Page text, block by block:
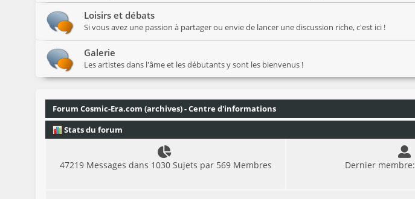
Loisirs et débats
Si vous avez une passion à partager ou envie de lancer une discussion riche, c'est ici !
Galerie
Les artistes dans l'âme et les débutants y sont les bienvenus !
Forum Cosmic-Era.com (archives) - Centre d'informations
Stats du forum
47219 Messages dans 1030 Sujets par 569 Membres Dernier membre: